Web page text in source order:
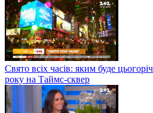
Свято всіх часів: яким буде
року на Таймс-сквер